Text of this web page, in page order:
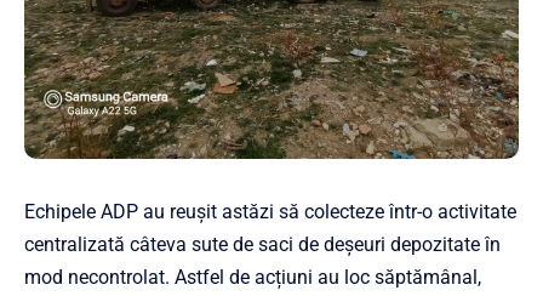
Echipele ADP au reușit astăzi să colecteze într-o activitate
centralizată câteva sute de saci de deșeuri depozitate în
mod necontrolat. Astfel de acțiuni au loc săptămânal,